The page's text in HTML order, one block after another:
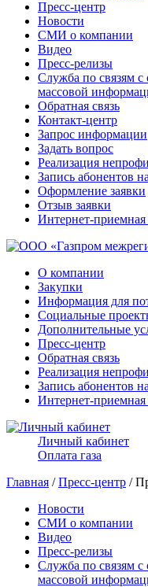
Пресс-центр
Новости
СМИ о компании
Видео
Пресс-релизы
Служба по связям с
массовой
Обратная связь
Контакт-центр
Запрос информации
Задать вопрос
Реализация
Запись абонентов
Оформление заявки
Отзыв заявки
Интернет-
О компании
Закупки
Информация для
Социальные
Дополнительные
Пресс-центр
Обратная связь
Реализация
Запись абонентов
Интернет-
Личный кабинет
Оплата газа
Главная /Пресс-центр /
Новости
СМИ о компании
Видео
Пресс-релизы
Служба по связям с
массовой